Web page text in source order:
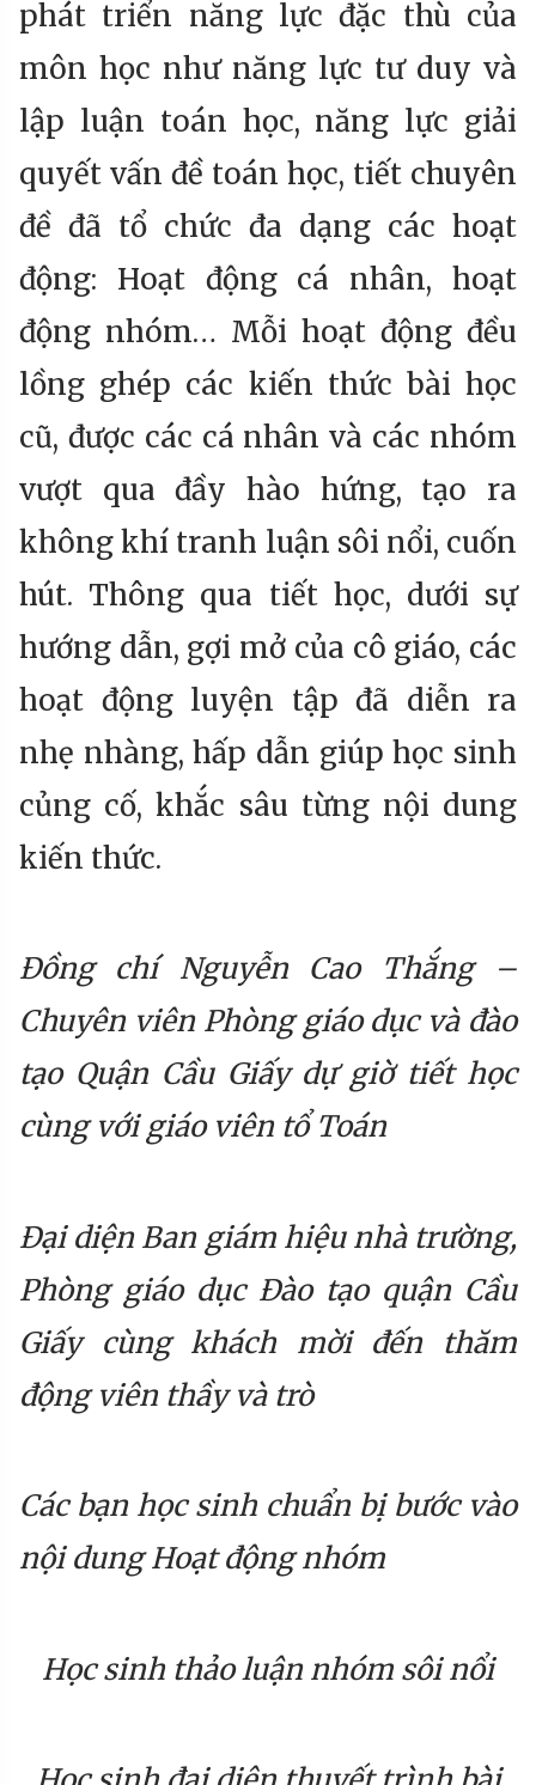
phát triển năng lực đặc thù của
môn học như năng lực tư duy và
lập luận toán học, năng lực giải
quyết vấn đề toán học, tiết chuyên
đề đã tổ chức đa dạng các hoạt
động: Hoạt động cá nhân, hoạt
động nhóm… Mỗi hoạt động đều
lồng ghép các kiến thức bài học
cũ, được các cá nhân và các nhóm
vượt qua đầy hào hứng, tạo ra
không khí tranh luận sôi nổi, cuốn
hút. Thông qua tiết học, dưới sự
hướng dẫn, gợi mở của cô giáo, các
hoạt động luyện tập đã diễn ra
nhẹ nhàng, hấp dẫn giúp học sinh
củng cố, khắc sâu từng nội dung
kiến thức.
Đồng chí Nguyễn Cao Thắng –
Chuyên viên Phòng giáo dục và đào
tạo Quận Cầu Giấy dự giờ tiết học
cùng với giáo viên tổ Toán
Đại diện Ban giám hiệu nhà trường,
Phòng giáo dục Đào tạo quận Cầu
Giấy cùng khách mời đến thăm
động viên thầy và trò
Các bạn học sinh chuẩn bị bước vào
nội dung Hoạt động nhóm
Học sinh thảo luận nhóm sôi nổi